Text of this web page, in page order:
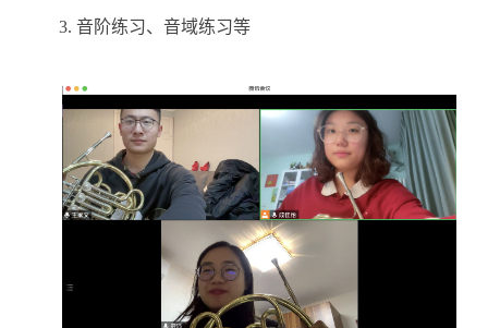
3. 音阶练习、音域练习等